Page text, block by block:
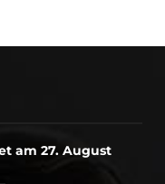
am 27. August